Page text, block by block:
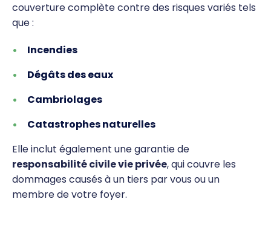
couverture complète contre des risques variés tels
que :
Incendies
Dégâts des eaux
Cambriolages
Catastrophes naturelles
Elle inclut également une garantie de
responsabilité civile vie privée, qui couvre les
dommages causés à un tiers par vous ou un
membre de votre foyer.